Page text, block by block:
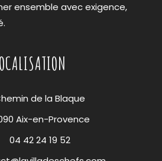
ensemble avec exigence,
de la Blaque
Aix-en-Provence
04 42 24 19 52